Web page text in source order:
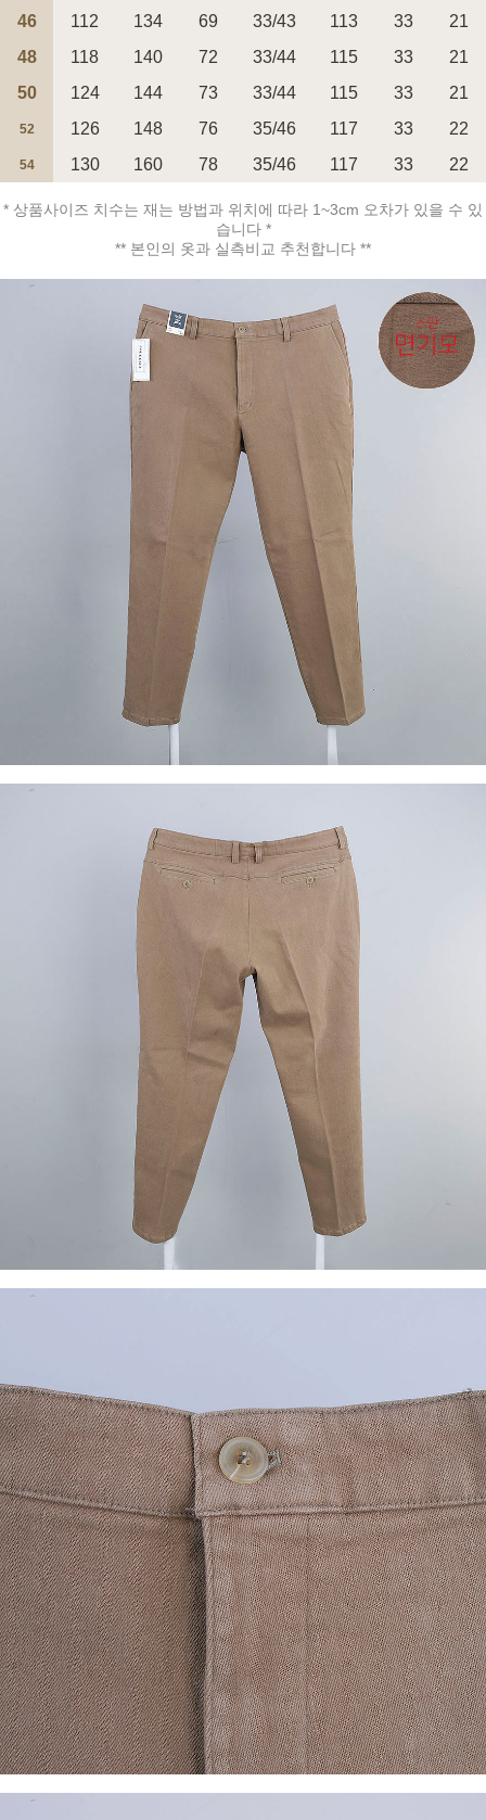
페이코 ID로 페
이코 라이프 하
PAYCO 바로구매
46
112 134 69 33/43 113 33
21
48
118 140 72 33/44 115 33
21
50
124 144 73 33/44 115 33 21
52 126 148 76 35/46 117 33 22
54 130 160 78 35/46 117 33 22
* 상품사이즈 치수는 재는 방법과 위치에 따라 1~3cm 오차가 있을 수 있
습니다 *
** 본인의 옷과 실측비교 추천합니다 **